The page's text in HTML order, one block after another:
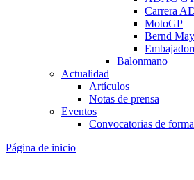
Carrera
MotoGP
Bernd
Balonmano
Actualidad
Artículos
Notas de prensa
Eventos
Convocatorias de
Página de inicio